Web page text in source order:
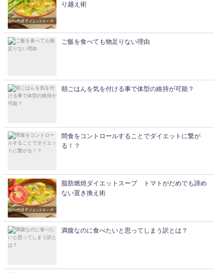
り越え術
ご飯を食べても物足りない理由
朝ごはんを気を付ける事で体型の維持が可能？
間食をコントロールすることでダイエットに繋が
る！？
脂肪燃焼ダイエットスープ トマトがだめでも諦め
ない置き換え術
満腹なのに食べたいと思ってしまう訳とは？